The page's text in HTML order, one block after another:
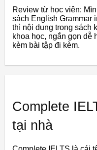
Review từ học viên:
sách English Grammar
thì nội dung trong sách
khoa học, ngắn gọn dễ
kèm bài tập đi kèm.
Complete
tại nhà